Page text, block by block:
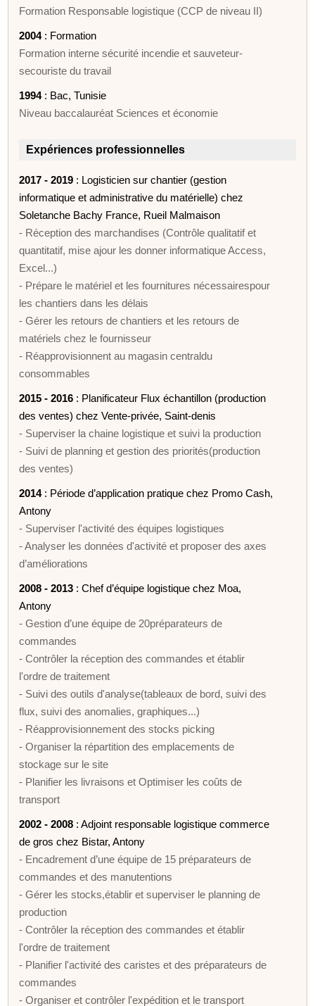
Formation Responsable logistique (CCP de niveau II)
2004: Formation
Formation interne sécurité incendie et sauveteur-
secouriste du travail
1994: Bac, Tunisie
Niveau baccalauréat Sciences et économie
Expériences professionnelles
2017 - 2019 : Logisticien sur chantier (gestion
informatique et administrative du matérielle) chez
Soletanche Bachy France, Rueil Malmaison
- Réception des marchandises (Contrôle qualitatif et
quantitatif, mise ajour les donner informatique Access,
Excel...)
- Prépare le matériel et les fournitures nécessairespour
les chantiers dans les délais
- Gérer les retours de chantiers et les retours de
matériels chez le fournisseur
- Réapprovisionnent au magasin centraldu
consommables
2015 - 2016 : Planificateur Flux échantillon (production
des ventes) chez Vente-privée, Saint-denis
- Superviser la chaine logistique et suivi la production
- Suivi de planning et gestion des priorités(production
des ventes)
2014: Période d’application pratique chez Promo Cash,
Antony
- Superviser l'activité des équipes logistiques
- Analyser les données d'activité et proposer des axes
d’améliorations
2008 - 2013 : Chef d’équipe logistique chez Moa,
Antony
- Gestion d’une équipe de 20préparateurs de
commandes
- Contrôler la réception des commandes et établir
l'ordre de traitement
- Suivi des outils d'analyse(tableaux de bord, suivi des
flux, suivi des anomalies, graphiques...)
- Réapprovisionnement des stocks picking
- Organiser la répartition des emplacements de
stockage sur le site
- Planifier les livraisons et Optimiser les coûts de
transport
2002 - 2008 : Adjoint responsable logistique commerce
de gros chez Bistar, Antony
- Encadrement d’une équipe de 15 préparateurs de
commandes et des manutentions
- Gérer les stocks,établir et superviser le planning de
production
- Contrôler la réception des commandes et établir
l'ordre de traitement
- Planifier l'activité des caristes et des préparateurs de
commandes
- Organiser et contrôler l'expédition et le transport